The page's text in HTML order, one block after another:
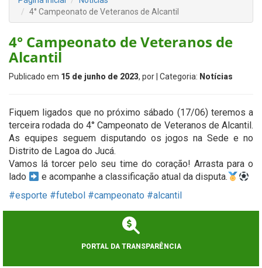
4° Campeonato de Veteranos de Alcantil
4° Campeonato de Veteranos de
Alcantil
Publicado em 15 de junho de 2023, por | Categoria: Notícias
Fiquem ligados que no próximo sábado (17/06) teremos a
terceira rodada do 4° Campeonato de Veteranos de Alcantil.
As equipes seguem disputando os jogos na Sede e no
Distrito de Lagoa do Jucá.
Vamos lá torcer pelo seu time do coração! Arrasta para o
lado
e acompanhe a classificação atual da disputa.
#esporte #futebol #campeonato #alcantil
PORTAL DA TRANSPARÊNCIA